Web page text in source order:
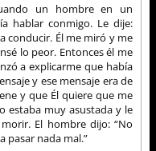
un hombre en un
hablar conmigo. Le dije:
conducir. Él me miró y me
lo peor. Entonces él me
a explicarme que había
y ese mensaje era de
y que Él quiere que me
estaba muy asustada y le
El hombre dijo: “No
pasar nada mal.”